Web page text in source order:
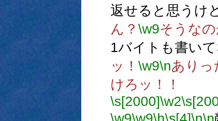
返せると思うけ
ん？ \w9そうな
1バイトも書い
ッ！ \w9\nありっ
けろッ！！
\s[2000]\w2